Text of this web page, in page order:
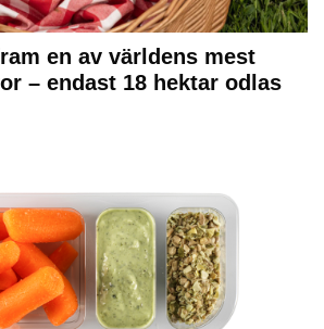
en av världens mest
– endast 18 hektar odlas